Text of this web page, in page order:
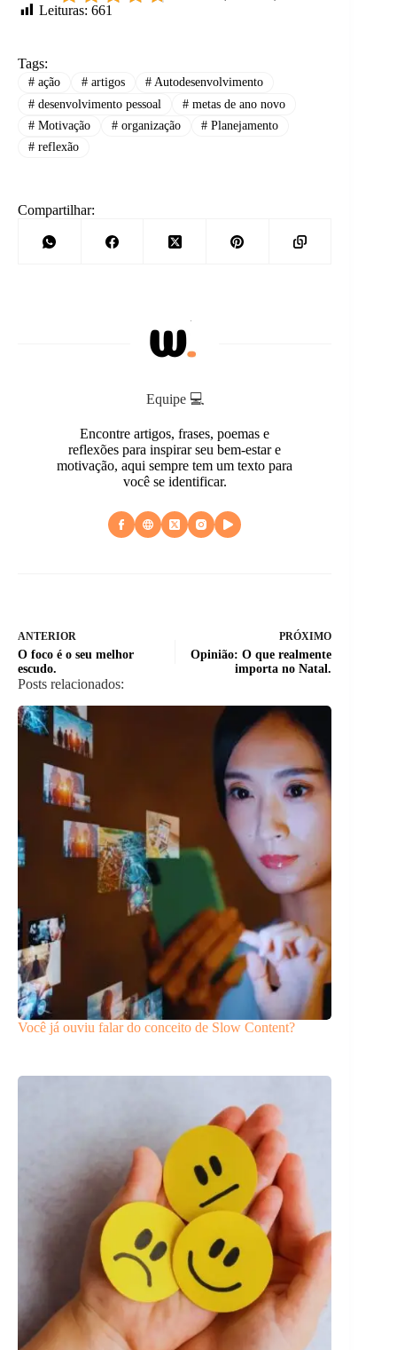
Leituras: 661
Tags:
#ação #artigos # Autodesenvolvimento
#desenvolvimento pessoal #metas de ano novo
#Motivação #organização # Planejamento
#reflexão
Compartilhar:
Equipe 💻
Encontre artigos, frases, poemas e
reflexões para inspirar seu bem-estar e
motivação, aqui sempre tem um texto para
você se identificar.
ANTERIOR
O foco é o seu melhor
escudo.
PRÓXIMO
Opinião: O que realmente
importa no Natal.
Posts relacionados:
Você já ouviu falar do conceito de Slow Content?